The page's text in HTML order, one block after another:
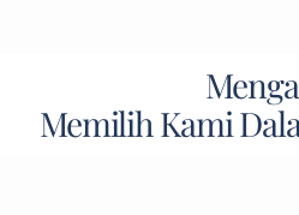
Memilih Kami